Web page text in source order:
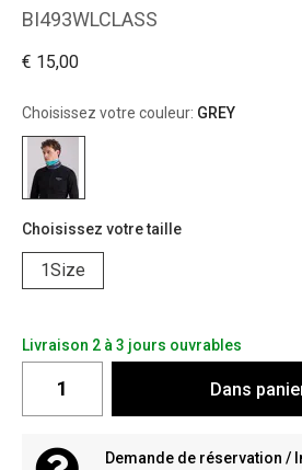
BI493WLCLASS
€ 15,00
Choisissez votre couleur: GREY
Choisissez votre taille
1Size
Livraison 2 à 3 jours ouvrables
Dans
Demande de réservation /